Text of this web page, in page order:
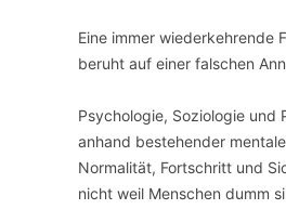
Eine immer wiederkehrende
beruht auf einer falschen
Psychologie, Soziologie und
anhand bestehender
Normalität, Fortschritt und
nicht weil Menschen dumm